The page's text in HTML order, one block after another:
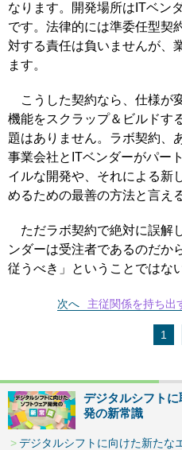
なります。開発場所はITベン
です。法律的には準委任型契
対する責任は負いませんが、
ます。
こうした契約なら、仕様が
機能をスクラップ＆ビルドす
題はありません。ラボ契約、
事業会社とITベンダーがパー
イルな開発や、それによる新
めるための最善の方法と言え
ただラボ契約で絶対に誤解
ンダーは受注者であるのだか
従うべき」ということではな
次へ 主従関係を持ち出
1
デジタルシフト
発の新常識
デジタルシフトに向けた新たな